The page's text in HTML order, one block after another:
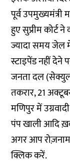
पूर्व उपमुख्यमंत्री
हुए सुप्रीम कोर्ट
ज्यादा समय जेल
स्टाइपेंड नहीं देने
जनता दल
तकरार, 21
मणिपुर में
पंप खाली आदि
अगर आप
क्लिक करें.